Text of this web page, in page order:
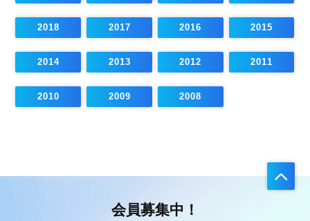
2018 2017 2016 2015
2014 2013 2012 2011
2010 2009 2008
会員募集中！